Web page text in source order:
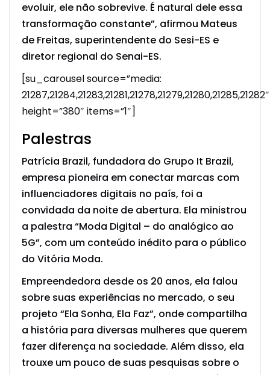
evoluir, ele não sobrevive. É natural dele essa
transformação constante”, afirmou Mateus
de Freitas, superintendente do Sesi-ES e
diretor regional do Senai-ES.
[su_carousel source=”media:
21287,21284,21283,21281,21278,21279,21280,21285,21282″
height=”380″ items=”1″]
Palestras
Patrícia Brazil, fundadora do Grupo It Brazil,
empresa pioneira em conectar marcas com
influenciadores digitais no país, foi a
convidada da noite de abertura. Ela ministrou
a palestra “Moda Digital – do analógico ao
5G”, com um conteúdo inédito para o público
do Vitória Moda.
Empreendedora desde os 20 anos, ela falou
sobre suas experiências no mercado, o seu
projeto “Ela Sonha, Ela Faz”, onde compartilha
a história para diversas mulheres que querem
fazer diferença na sociedade. Além disso, ela
trouxe um pouco de suas pesquisas sobre o